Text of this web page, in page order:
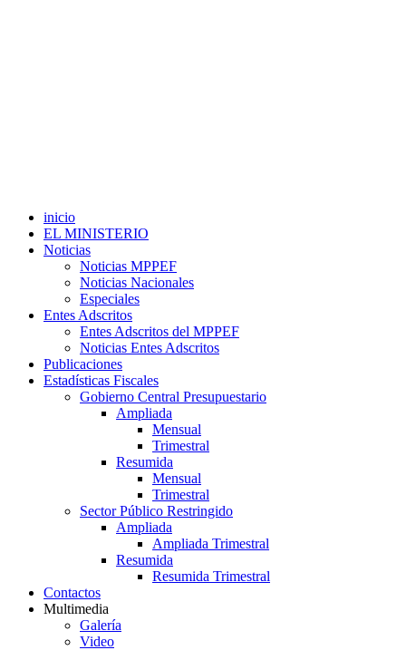
inicio
EL MINISTERIO
Noticias
Noticias MPPEF
Noticias Nacionales
Especiales
Entes Adscritos
Entes Adscritos del MPPEF
Noticias Entes Adscritos
Publicaciones
Estadísticas Fiscales
Gobierno Central Presupuestario
Ampliada
Mensual
Trimestral
Resumida
Mensual
Trimestral
Sector Público Restringido
Ampliada
Ampliada Trimestral
Resumida
Resumida Trimestral
Contactos
Multimedia
Galería
Video